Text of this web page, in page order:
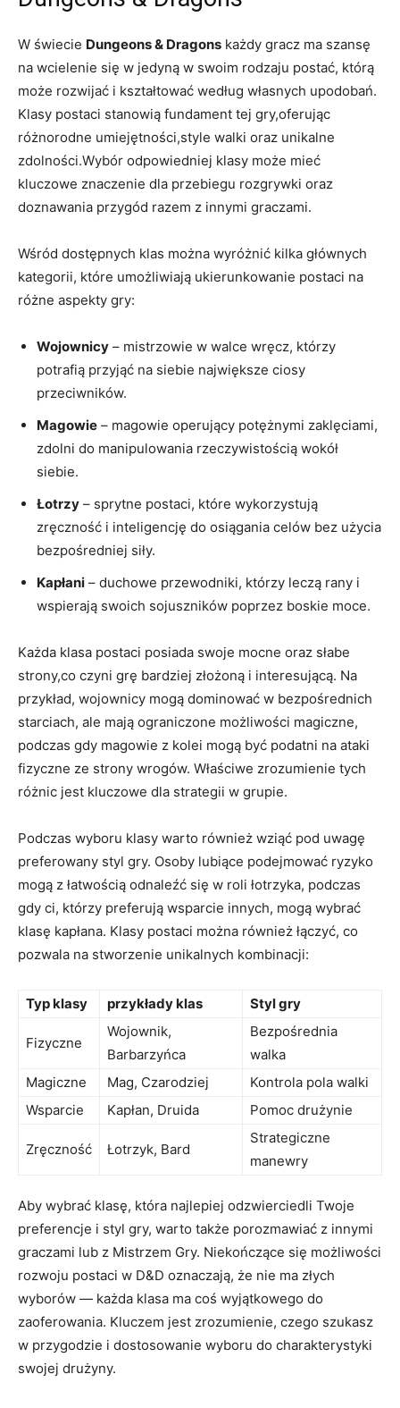
W świecie Dungeons & Dragons każdy gracz ma szansę
na wcielenie się w jedyną w swoim rodzaju postać, którą
może rozwijać i kształtować według własnych upodobań.
Klasy postaci stanowią fundament tej gry,oferując
różnorodne umiejętności,style walki oraz unikalne
zdolności.Wybór odpowiedniej klasy może mieć
kluczowe znaczenie dla przebiegu rozgrywki oraz
doznawania przygód razem z innymi graczami.
Wśród dostępnych klas można wyróżnić kilka głównych
kategorii, które umożliwiają ukierunkowanie postaci na
różne aspekty gry:
Wojownicy – mistrzowie w walce wręcz, którzy
potrafią przyjąć na siebie największe ciosy
przeciwników.
Magowie – magowie operujący potężnymi zaklęciami,
zdolni do manipulowania rzeczywistością wokół
siebie.
Łotrzy – sprytne postaci, które wykorzystują
zręczność i inteligencję do osiągania celów bez użycia
bezpośredniej siły.
Kapłani – duchowe przewodniki, którzy leczą rany i
wspierają swoich sojuszników poprzez boskie moce.
Każda klasa postaci posiada swoje mocne oraz słabe
strony,co czyni grę bardziej złożoną i interesującą. Na
przykład, wojownicy mogą dominować w bezpośrednich
starciach, ale mają ograniczone możliwości magiczne,
podczas gdy magowie z kolei mogą być podatni na ataki
fizyczne ze strony wrogów. Właściwe zrozumienie tych
różnic jest kluczowe dla strategii w grupie.
Podczas wyboru klasy warto również wziąć pod uwagę
preferowany styl gry. Osoby lubiące podejmować ryzyko
mogą z łatwością odnaleźć się w roli łotrzyka, podczas
gdy ci, którzy preferują wsparcie innych, mogą wybrać
klasę kapłana. Klasy postaci można również łączyć, co
pozwala na stworzenie unikalnych kombinacji:
Typ klasy przykłady klas Styl gry
Fizyczne
Wojownik,
Barbarzyńca
Bezpośrednia
walka
Magiczne
Mag, Czarodziej
Kontrola pola walki
Wsparcie
Kapłan, Druida Pomoc drużynie
Zręczność Łotrzyk, Bard
Strategiczne
manewry
Aby wybrać klasę, która najlepiej odzwierciedli Twoje
preferencje i styl gry, warto także porozmawiać z innymi
graczami lub z Mistrzem Gry. Niekończące się możliwości
rozwoju postaci w D&D oznaczają, że nie ma złych
wyborów — każda klasa ma coś wyjątkowego do
zaoferowania. Kluczem jest zrozumienie, czego szukasz
w przygodzie i dostosowanie wyboru do charakterystyki
swojej drużyny.